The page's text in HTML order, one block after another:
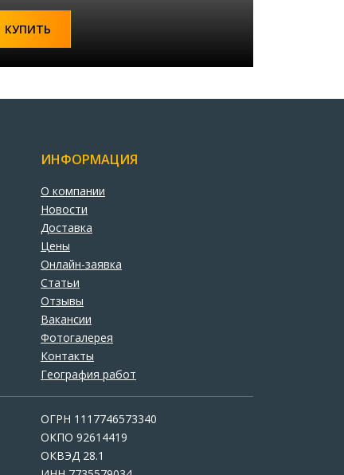
КУПИТЬ
ИНФОРМАЦИЯ
О компании
Новости
Доставка
Цены
Онлайн-заявка
Статьи
Отзывы
Вакансии
Фотогалерея
Контакты
География работ
ОГРН 1117746573340
ОКПО 92614419
ОКВЭД 28.1